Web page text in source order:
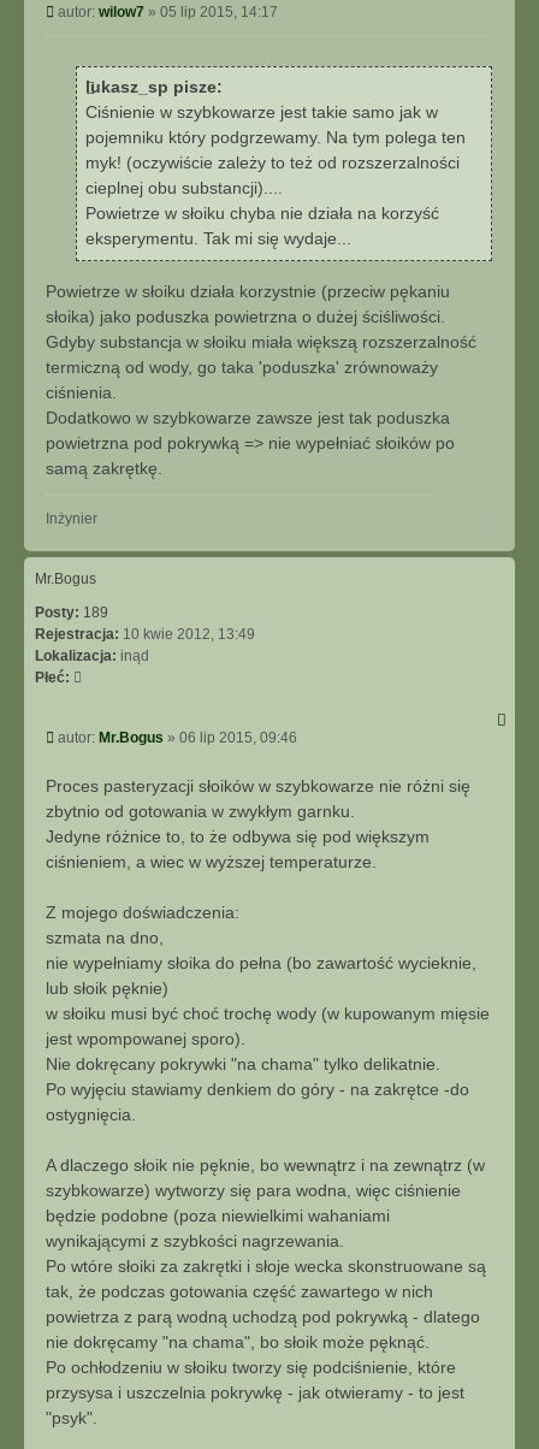
P
o
autor: wilow7 » 05 lip 2015, 14:17
lukasz_sp pisze:
Ciśnienie w szybkowarze jest takie samo jak w
pojemniku który podgrzewamy. Na tym polega ten
myk! (oczywiście zależy to też od rozszerzalności
cieplnej obu substancji)....
Powietrze w słoiku chyba nie działa na korzyść
eksperymentu. Tak mi się wydaje...
Powietrze w słoiku działa korzystnie (przeciw pękaniu
słoika) jako poduszka powietrzna o dużej ściśliwości.
Gdyby substancja w słoiku miała większą rozszerzalność
termiczną od wody, go taka 'poduszka' zrównoważy
ciśnienia.
Dodatkowo w szybkowarze zawsze jest tak poduszka
powietrzna pod pokrywką => nie wypełniać słoików po
samą zakrętkę.
Inżynier
g
Mr.Bogus
Posty: 189
Rejestracja: 10 kwie 2012, 13:49
Lokalizacja: inąd
Płeć:
P
s
autor: Mr.Bogus » 06 lip 2015, 09:46
Proces pasteryzacji słoików w szybkowarze nie różni się
zbytnio od gotowania w zwykłym garnku.
Jedyne różnice to, to że odbywa się pod większym
ciśnieniem, a wiec w wyższej temperaturze.
Z mojego doświadczenia:
szmata na dno,
nie wypełniamy słoika do pełna (bo zawartość wycieknie,
lub słoik pęknie)
w słoiku musi być choć trochę wody (w kupowanym mięsie
jest wpompowanej sporo).
Nie dokręcany pokrywki "na chama" tylko delikatnie.
Po wyjęciu stawiamy denkiem do góry - na zakrętce -do
ostygnięcia.
A dlaczego słoik nie pęknie, bo wewnątrz i na zewnątrz (w
szybkowarze) wytworzy się para wodna, więc ciśnienie
będzie podobne (poza niewielkimi wahaniami
wynikającymi z szybkości nagrzewania.
Po wtóre słoiki za zakrętki i słoje wecka skonstruowane są
tak, że podczas gotowania część zawartego w nich
powietrza z parą wodną uchodzą pod pokrywką - dlatego
nie dokręcamy "na chama", bo słoik może pęknąć.
Po ochłodzeniu w słoiku tworzy się podciśnienie, które
przysysa i uszczelnia pokrywkę - jak otwieramy - to jest
"psyk".